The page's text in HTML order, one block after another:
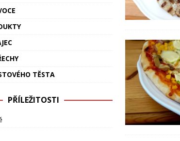
TĚSTA
PŘÍLEŽITOSTI